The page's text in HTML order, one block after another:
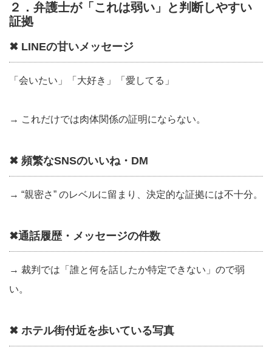
２．弁護士が「これは弱い」と判断しやすい
証拠
✖ LINEの甘いメッセージ
「会いたい」「大好き」「愛してる」
→ これだけでは肉体関係の証明にならない。
✖ 頻繁なSNSのいいね・DM
→ “親密さ” のレベルに留まり、決定的な証拠には不十分。
✖通話履歴・メッセージの件数
→ 裁判では「誰と何を話したか特定できない」ので弱
い。
✖ ホテル街付近を歩いている写真